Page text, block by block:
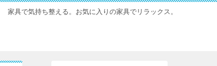
家具で気持ち整える。お気に入りの家具でリラックス。